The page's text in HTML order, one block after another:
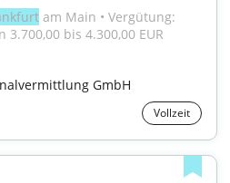
am Main • Vergütung:
bis 4.300,00 EUR
GmbH
Vollzeit